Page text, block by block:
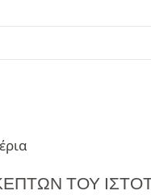
ΤΟΥ